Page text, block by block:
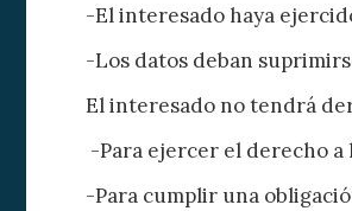
-El interesado haya
-Los datos deban
El interesado no tendrá
-Para ejercer el derecho
-Para cumplir una